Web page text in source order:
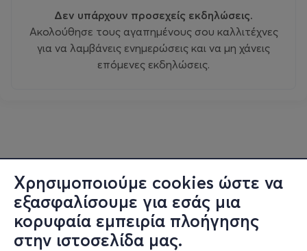
Χρησιμοποιούμε cookies ώστε να
εξασφαλίσουμε για εσάς μια
κορυφαία εμπειρία πλοήγησης
στην ιστοσελίδα μας.
Δεν υπάρχουν προσεχείς εκδηλώσεις.
Ακολούθησε τους αγαπημένους σου καλλιτέχνες
για να λαμβάνεις ενημερώσεις και να μη χάνεις
επόμενες εκδηλώσεις.